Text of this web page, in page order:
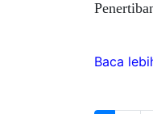
Baca